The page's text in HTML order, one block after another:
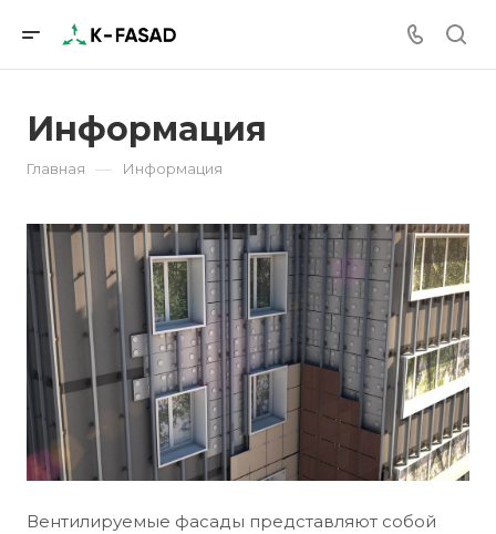
Информация
Главная — Информация
Вентилируемые фасады представляют собой